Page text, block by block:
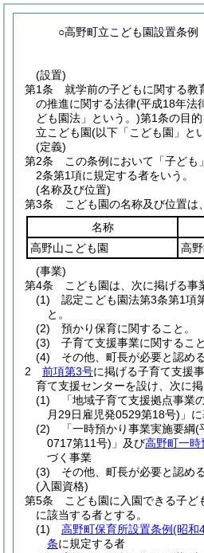
○高野町立こども園設置条例
(設置)
第1条
就学前の子どもに関する教
の推進に関する法律(平成18年法
ども園法」という。)第1条の目
立こども園(以下「こども園」と
(定義)
第2条
この条例において「子ど
2条第1項に規定する者をいう。
(名称及び位置)
第3条
こども園の名称及び位置は
名称
高野山こども園
高
(事業)
第4条
こども園は、次に掲げる事
(1)
認定こども園法第3条第1項
と。
(2)
預かり保育に関すること。
(3)
子育て支援事業に関すること
(4)
その他、町長が必要と認め
2
前項第3号に掲げる子育て支援
育て支援センターを設け、次に掲
(1)
「地域子育て支援拠点事業
月29日雇児発0529第18号) 」
(2)
「一時預かり事業実施要綱(
0717第11号) 」及び高野町一時
づく事業
(3)
その他、町長が必要と認め
(入園資格)
第5条
こども園に入園できる子ど
に該当する者とする。
(1)
高野町保育所設置条例(昭和
条に規定する者